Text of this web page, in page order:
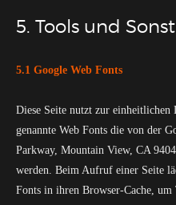
5. Tools und
5.1 Google Web Fonts
Diese Seite nutzt zur
genannte Web Fonts die von der
Parkway, Mountain View, CA
werden. Beim Aufruf einer Seite
Fonts in ihren Browser-Cache,